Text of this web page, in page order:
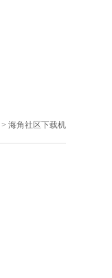
海角社区下载机